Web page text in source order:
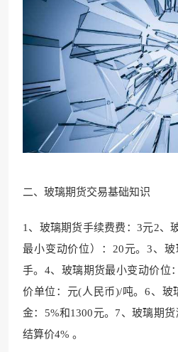
二、玻璃期货交易基础知识
1、 玻璃期货手续费费： 3元2、
最小变动价位）：20元。3、玻
手。 4、玻璃期货最小变动价位
价单位：元(人民币)/吨。6、玻
金：5%和1300元。7、玻璃期货
结算价4% 。